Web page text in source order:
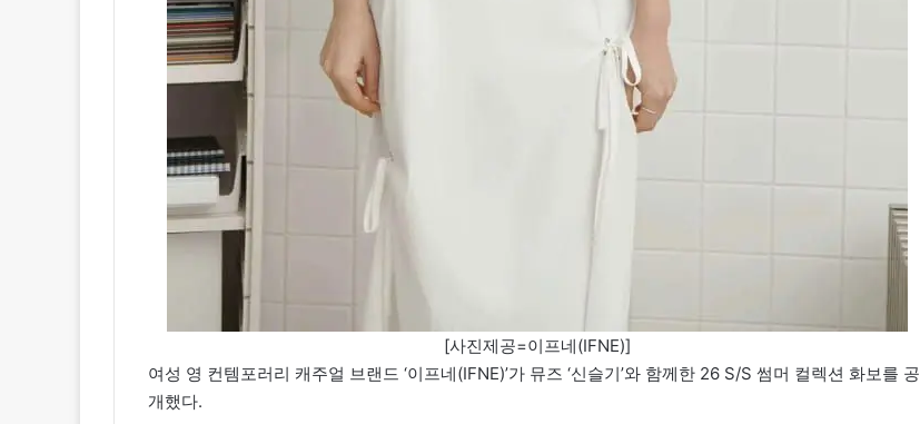
[사진제공=이프네(IFNE)]
여성 영 컨템포러리 캐주얼 브랜드 ‘이프네(IFNE)’가 뮤즈 ‘신슬기’와 함께한 26 S/S 썸머 컬렉션 화보를 공
개했다.